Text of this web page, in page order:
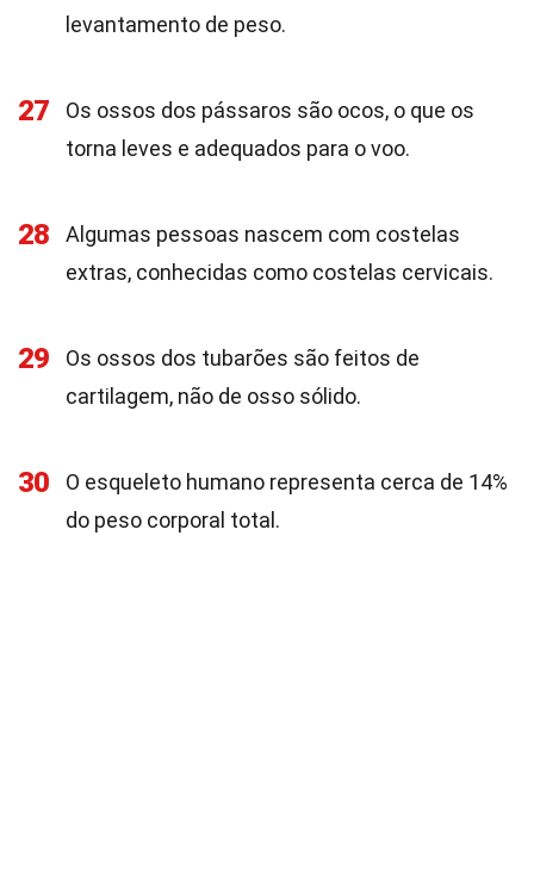
levantamento de peso.
27
Os ossos dos pássaros são ocos, o que os
torna leves e adequados para o voo.
28
Algumas pessoas nascem com costelas
extras, conhecidas como costelas cervicais.
29
Os ossos dos tubarões são feitos de
cartilagem, não de osso sólido.
30
O esqueleto humano representa cerca de 14%
do peso corporal total.